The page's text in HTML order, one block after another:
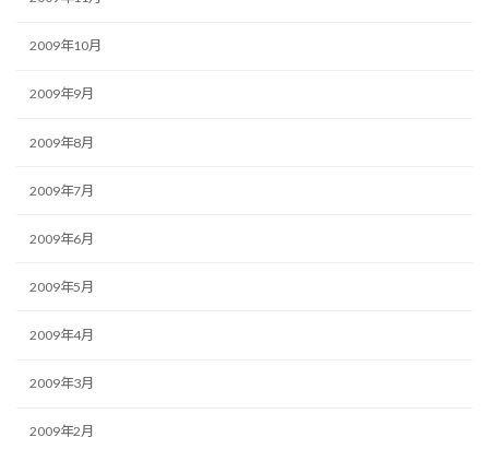
2009年10月
2009年9月
2009年8月
2009年7月
2009年6月
2009年5月
2009年4月
2009年3月
2009年2月